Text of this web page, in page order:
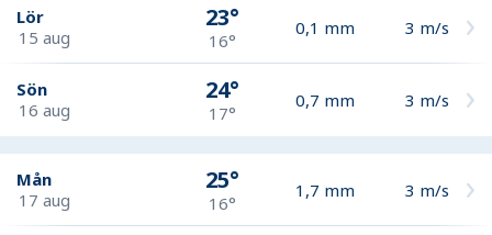
Lör
15 aug
23°
16°
0,1 mm 3 m/s
Sön
16 aug
24°
17°
0,7 mm 3 m/s
Mån
17 aug
25°
16°
1,7 mm 3 m/s